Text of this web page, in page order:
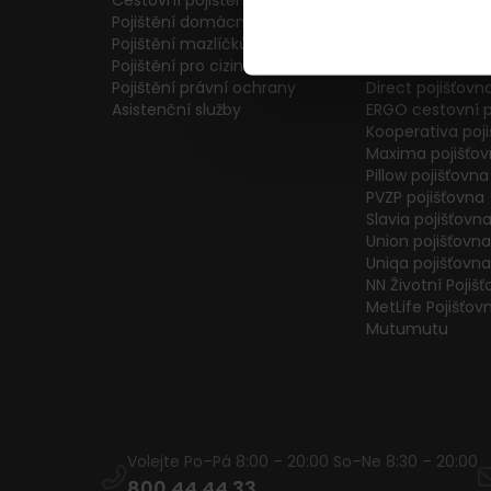
Pojištění domácnosti
Pojištění mazlíčků
Pojištění pro cizince
Pojištění právní ochrany
Asistenční služby
Direct
ERGO cestovní
Kooperativa
Maxima
Pillow pojišťovna
PVZP pojišťovna
Slavia pojišťovna
Union pojišťovna
Uniqa pojišťovna
NN Životní
MetLife
Mutumutu
Volejte Po–Pá 8:00 – 20:00 So–Ne 8:30 – 20:00